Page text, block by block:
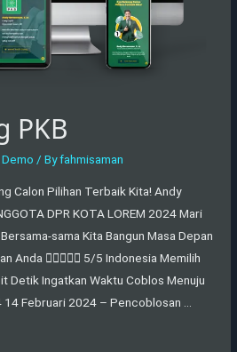
PKB
,Demo / Byfahmisaman
Calon Pilihan Terbaik Kita! Andy
DPR KOTA LOREM 2024 Mari
sama Kita Bangun Masa Depan
Anda  5/5 Indonesia Memilih
Detik Ingatkan Waktu Coblos Menuju
Februari 2024 – Pencoblosan …